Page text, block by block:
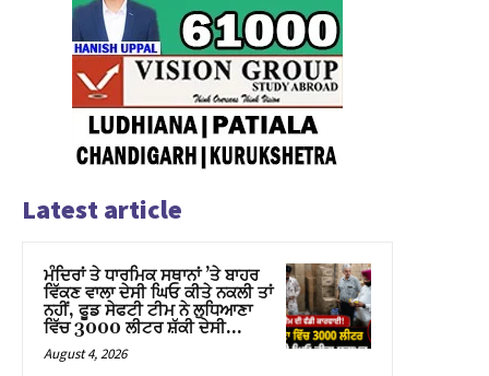
Latest article
ਮੰਦਿਰਾਂ ਤੇ ਧਾਰਮਿਕ ਸਥਾਨਾਂ ’ਤੇ ਬਾਹਰ
ਵਿੱਕਣ ਵਾਲਾ ਦੇਸੀ ਘਿਓ ਕੀਤੇ ਨਕਲੀ ਤਾਂ
ਨਹੀਂ, ਫੂਡ ਸੇਫਟੀ ਟੀਮ ਨੇ ਲੁਧਿਆਣਾ
ਵਿੱਚ 3000 ਲੀਟਰ ਸ਼ੱਕੀ ਦੇਸੀ...
August 4, 2026